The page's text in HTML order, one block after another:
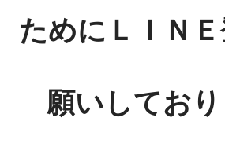
ためにＬＩＮ
願いしており